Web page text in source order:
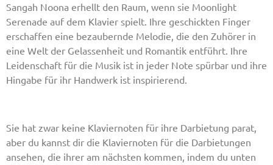
Sangah Noona erhellt den Raum, wenn sie Moonlight
Serenade auf dem Klavier spielt. Ihre geschickten Finger
erschaffen eine bezaubernde Melodie, die den Zuhörer in
eine Welt der Gelassenheit und Romantik entführt. Ihre
Leidenschaft für die Musik ist in jeder Note spürbar und ihre
Hingabe für ihr Handwerk ist inspirierend.
Sie hat zwar keine Klaviernoten für ihre Darbietung parat,
aber du kannst dir die Klaviernoten für die Darbietungen
ansehen, die ihrer am nächsten kommen, indem du unten